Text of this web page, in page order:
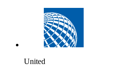
United